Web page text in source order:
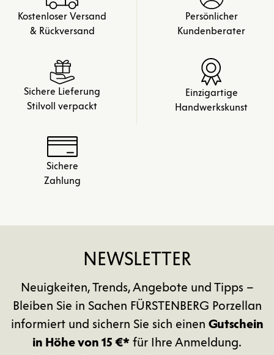
Kostenloser Versand
& Rückversand
Persönlicher
Kundenberater
Sichere Lieferung
Stilvoll verpackt
Einzigartige
Handwerkskunst
Sichere
Zahlung
NEWSLETTER
Neuigkeiten, Trends, Angebote und Tipps –
Bleiben Sie in Sachen FÜRSTENBERG Porzellan
informiert und sichern Sie sich einen Gutschein
in Höhe von 15 €* für Ihre Anmeldung.